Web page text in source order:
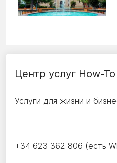
Центр услуг How-
Услуги для жизни и
+34 623 362 806 (есть